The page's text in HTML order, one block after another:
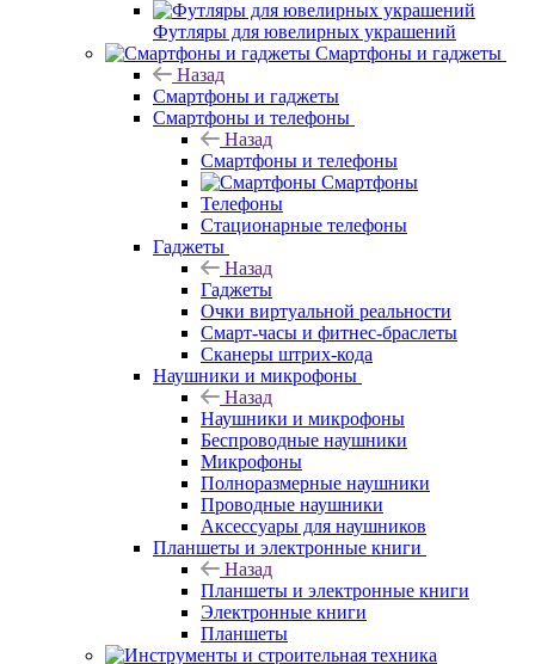
Футляры для ювелирных украшений
Смартфоны и гаджеты
Назад
Смартфоны и гаджеты
Смартфоны и телефоны
Назад
Смартфоны и телефоны
Смартфоны
Телефоны
Стационарные телефоны
Гаджеты
Назад
Гаджеты
Очки виртуальной реальности
Смарт-часы и фитнес-браслеты
Сканеры штрих-кода
Наушники и микрофоны
Назад
Наушники и микрофоны
Беспроводные наушники
Микрофоны
Полноразмерные наушники
Проводные наушники
Аксессуары для наушников
Планшеты и электронные книги
Назад
Планшеты и электронные книги
Электронные книги
Планшеты